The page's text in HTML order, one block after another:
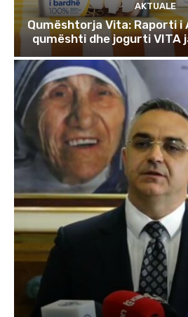
AKTUALE
Qumështorja Vita: Raporti i
qumështi dhe jogurti VITA